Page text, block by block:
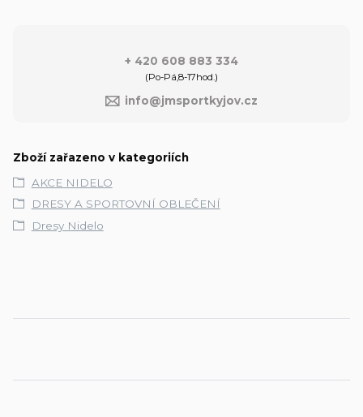
+ 420 608 883 334
(Po-Pá,8-17hod.)
info@jmsportkyjov.cz
Zboží zařazeno v kategoriích
AKCE NIDELO
DRESY A SPORTOVNÍ OBLEČENÍ
Dresy Nidelo